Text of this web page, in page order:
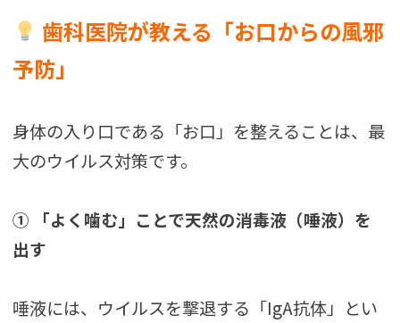
歯科医院が教える「お口からの風邪
予防」
身体の入り口である「お口」を整えることは、最
大のウイルス対策です。
① 「よく噛む」ことで天然の消毒液（唾液）を
出す
唾液には、ウイルスを撃退する「IgA抗体」とい